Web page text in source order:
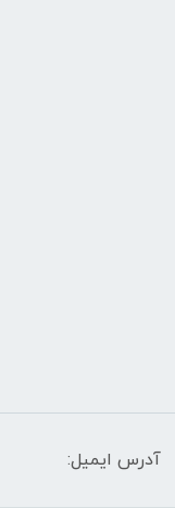
آدرس ایمیل: